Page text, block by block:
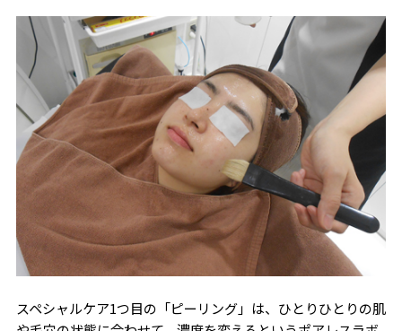
スペシャルケア1つ目の「ピーリング」は、ひとりひとりの肌